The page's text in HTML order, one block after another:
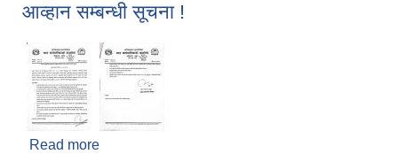
आव्हान सम्बन्धी सूचना !
Read more